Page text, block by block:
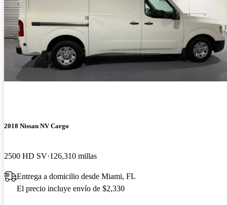
2018 Nissan NV Cargo
2500 HD SV 126,310 millas
Entrega a domicilio desde Miami, FL
El precio incluye envío de $2,330